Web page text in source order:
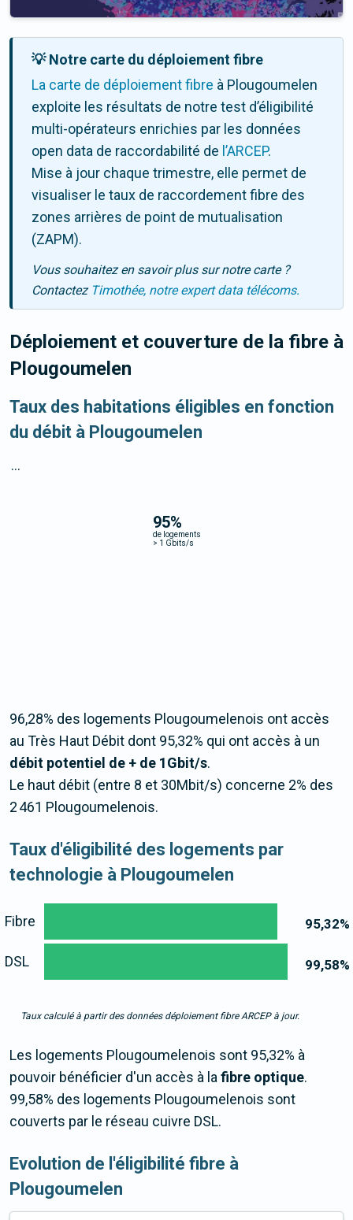
💡 Notre carte du déploiement fibre
La carte de déploiement fibre à Plougoumelen
exploite les résultats de notre test d’éligibilité
multi-opérateurs enrichies par les données
open data de raccordabilité de l’ARCEP.
Mise à jour chaque trimestre, elle permet de
visualiser le taux de raccordement fibre des
zones arrières de point de mutualisation
(ZAPM).
Vous souhaitez en savoir plus sur notre carte ?
Contactez Timothée, notre expert data télécoms.
Déploiement et couverture de la fibre à
Plougoumelen
Taux des habitations éligibles en fonction
du débit à Plougoumelen
95%
de logements
> 1 Gbits/s
...
96,28% des logements Plougoumelenois ont accès
au Très Haut Débit dont 95,32% qui ont accès à un
débit potentiel de + de 1Gbit/s.
Le haut débit (entre 8 et 30Mbit/s) concerne 2% des
2 461 Plougoumelenois.
Taux d'éligibilité des logements par
technologie à Plougoumelen
95,32%
99,58%
Fibre
DSL
Taux calculé à partir des données déploiement fibre ARCEP à jour.
Les logements Plougoumelenois sont 95,32% à
pouvoir bénéficier d'un accès à lafibre optique.
99,58% des logements Plougoumelenois sont
couverts par le réseau cuivre DSL.
Evolution de l'éligibilité fibre à
Plougoumelen